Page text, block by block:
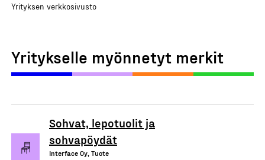
Yrityksen verkkosivusto
Yritykselle myönnetyt merkit
Sohvat, lepotuolit ja
sohvapöydät
Interface Oy, Tuote